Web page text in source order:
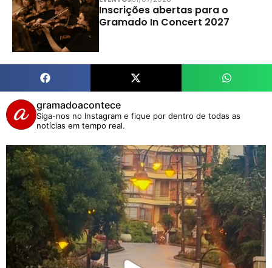
Inscrições abertas para o
Gramado In Concert 2027
gramadoacontece
Siga-nos no Instagram e fique por dentro de todas as
notícias em tempo real.